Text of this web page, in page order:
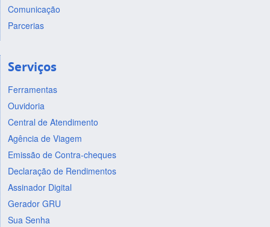
Comunicação
Parcerias
Serviços
Ferramentas
Ouvidoria
Central de Atendimento
Agência de Viagem
Emissão de Contra-cheques
Declaração de Rendimentos
Assinador Digital
Gerador GRU
Sua Senha